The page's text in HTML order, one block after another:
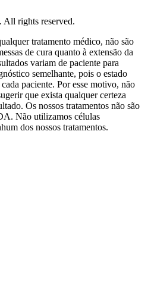
rights reserved.
tratamento médico, não são
de cura quanto à extensão da
variam de paciente para
semelhante, pois o estado
paciente. Por esse motivo, não
que exista qualquer certeza
Os nossos tratamentos não são
Não utilizamos células
dos nossos tratamentos.